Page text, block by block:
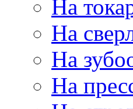
На
На
На
На